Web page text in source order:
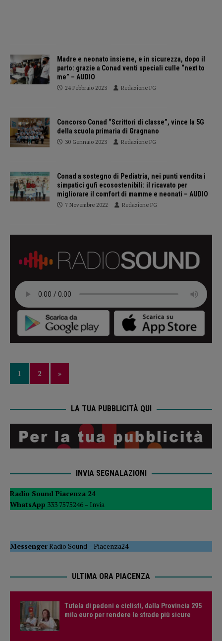
Madre e neonato insieme, e in sicurezza, dopo il
parto: grazie a Conad venti speciali culle “next to
me” – AUDIO
24 Febbraio 2023 Redazione FG
Concorso Conad “Scrittori di classe”, vince la 5G
della scuola primaria di Gragnano
30 Gennaio 2023 Redazione FG
Conad a sostegno di Pediatria, nei punti vendita i
simpatici gufi ecosostenibili: il ricavato per
migliorare il comfort di mamme e neonati – AUDIO
7 Novembre 2022 Redazione FG
1 2 »
LA TUA PUBBLICITÀ QUI
INVIA SEGNALAZIONI
Radio Sound Piacenza 24
WhatsApp 333 7575246 – Invia
MessengerRadio Sound–Piacenza24
ULTIMA ORA PIACENZA
Tutela di pedoni e ciclisti, dalla Provincia 295
mila euro per rendere le strade più sicure